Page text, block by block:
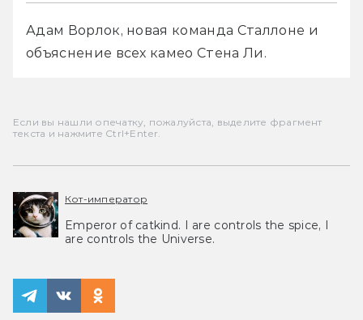
Адам Ворлок, новая команда Сталлоне и
объяснение всех камео Стена Ли.
Если вы нашли опечатку, пожалуйста, выделите фрагмент
текста и нажмите Ctrl+Enter.
Кот-император
Emperor of catkind. I are controls the spice, I
are controls the Universe.